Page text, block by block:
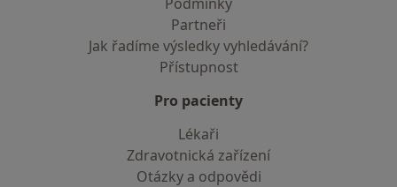
Partneři
Jak řadíme výsledky vyhledávání?
Přístupnost
Pro pacienty
Lékaři
Zdravotnická zařízení
Otázky a odpovědi